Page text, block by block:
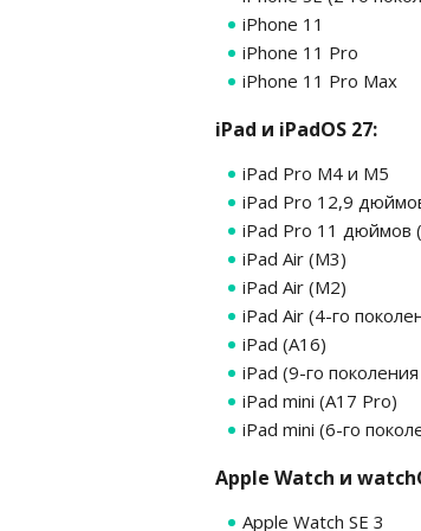
iPhone 11
iPhone 11 Pro
iPhone 11 Pro Max
iPad и iPadOS 27:
iPad Pro M4 и М5
iPad Pro 12,9
iPad Pro 11 дюймов
iPad Air (M3)
iPad Air (M2)
iPad Air (4-го
iPad (A16)
iPad (9-го
iPad mini (A17 Pro)
iPad mini (6-го
Apple Watch и
Apple Watch SE 3